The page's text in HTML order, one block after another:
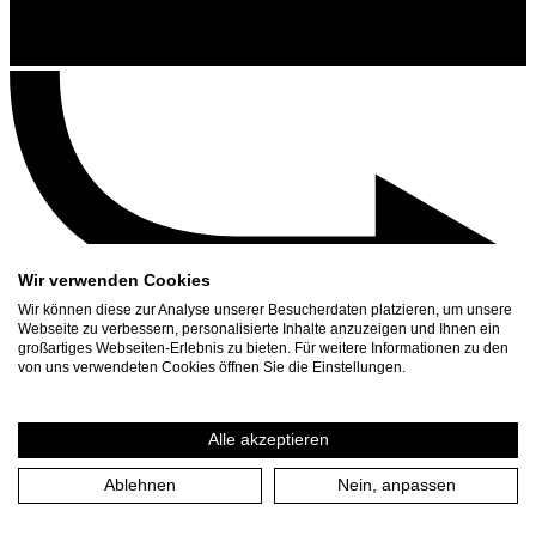
Kontakt
Presse Download
Wir verwenden Cookies
Wir können diese zur Analyse unserer Besucherdaten platzieren, um unsere
Webseite zu verbessern, personalisierte Inhalte anzuzeigen und Ihnen ein
großartiges Webseiten-Erlebnis zu bieten. Für weitere Informationen zu den
von uns verwendeten Cookies öffnen Sie die Einstellungen.
Alle akzeptieren
Ablehnen Nein, anpassen